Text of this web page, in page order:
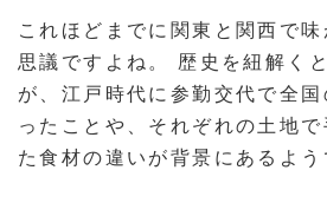
これほどまでに関東と関西で
思議ですよね。 歴史を紐解く
が、江戸時代に参勤交代で全
ったことや、それぞれの土地
た食材の違いが背景にあるよう